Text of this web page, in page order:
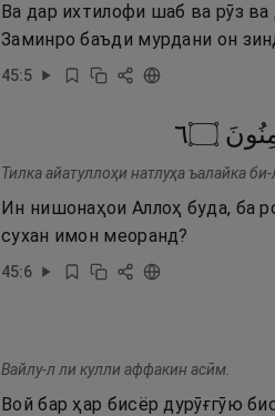
Ва дар ихтилофи шаб ва рӯз
Заминро баъди мурдани он
45:5
۝٦
Тилка айатуллоҳи натлуҳа ъалайка
Ин нишонаҳои Аллоҳ буда, ба
сухан имон меоранд?
45:6
Вайлу-л ли кулли аффакин асӣм.
Вой бар ҳар бисёр дурӯғгӯю